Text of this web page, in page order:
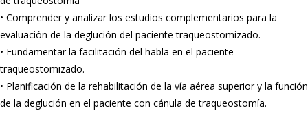
• Comprender y analizar los estudios complementarios para la
evaluación de la deglución del paciente traqueostomizado.
• Fundamentar la facilitación del habla en el paciente
traqueostomizado.
• Planificación de la rehabilitación de la vía aérea superior y la función
de la deglución en el paciente con cánula de traqueostomía.